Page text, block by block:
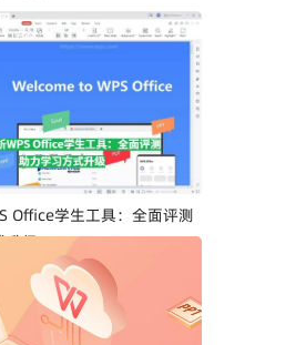
Office学生工具：全面评测
升级